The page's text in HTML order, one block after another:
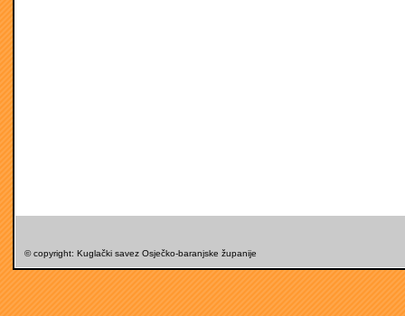
© copyright: Kuglački savez Osječko-baranjske županije